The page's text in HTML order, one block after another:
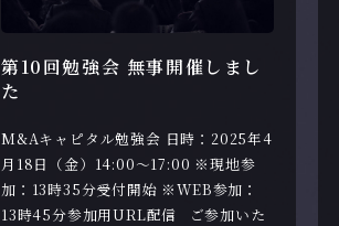
第10回勉強会 無事開催しまし
た
M&Aキャピタル勉強会 日時：2025年4
月18日（金）14:00～17:00 ※現地参
加：13時35分受付開始 ※WEB参加：
13時45分参加用URL配信 ご参加いた